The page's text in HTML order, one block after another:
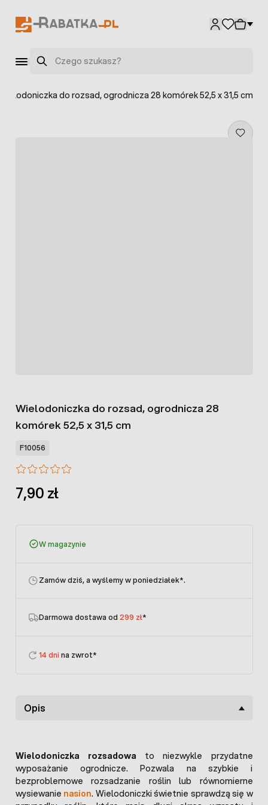
Szukaj
do rozsad, ogrodnicza 28 komórek 52,5 x 31,5 cm
Wielodoniczka do rozsad, ogrodnicza 28
komórek 52,5 x 31,5 cm
F10056
7,90 zł
W magazynie
Zamów dziś, a wyślemy w poniedziałek*.
Darmowa dostawa od 299 zł*
14 dni na zwrot*
Opis
Wielodoniczka rozsadowa to niezwykle przydatne
wyposażanie ogrodnicze. Pozwala na szybkie i
bezproblemowe rozsadzanie roślin lub równomierne
wysiewanie nasion. Wielodoniczki świetnie sprawdzą się w